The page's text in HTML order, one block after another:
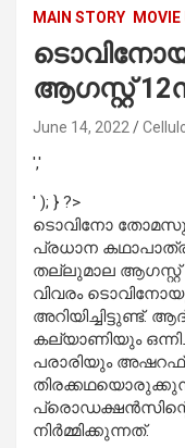
MAIN STORY
ആഗസ്റ്റ്
June 14, 2022
','
' ); } ?>
ടൊവിനോ
പ്രധാന
തല്ലുമാല ആഗസ്റ്റ്
വിവരം
അറിയിച്ചിട്ടുണ്ട്.
കല്യാണിയും
പരാരിയും
നിര്‍മ്മിക്കുന്നത്.